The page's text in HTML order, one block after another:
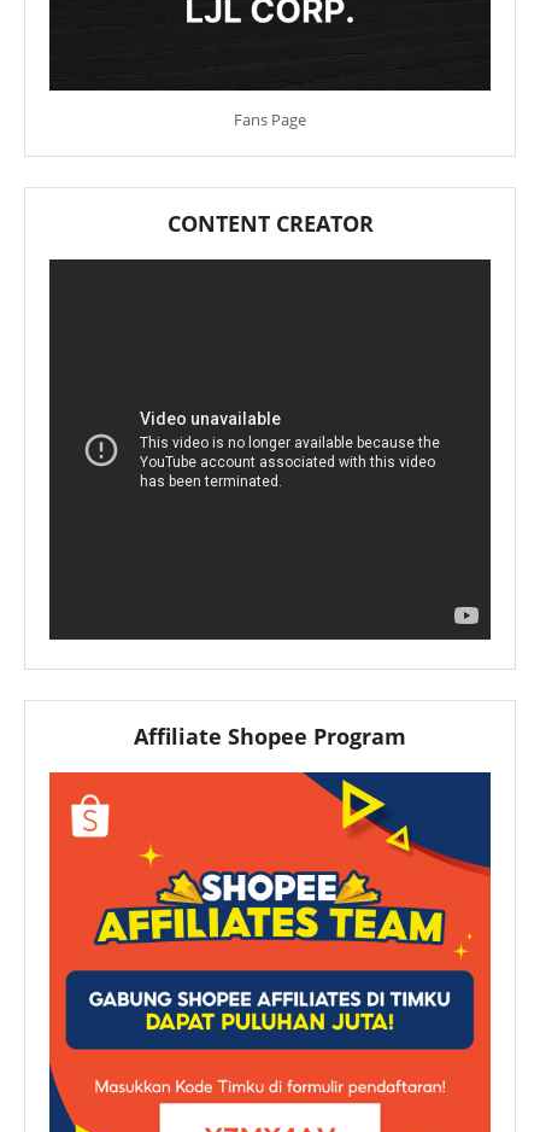
Fans Page
CONTENT CREATOR
Affiliate Shopee Program